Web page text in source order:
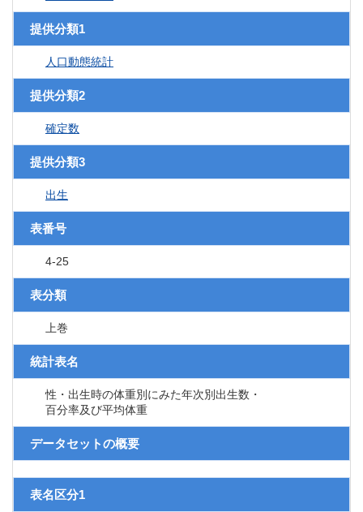
提供分類1
人口動態統計
提供分類2
確定数
提供分類3
出生
表番号
4-25
表分類
上巻
統計表名
性・出生時の体重別にみた年次別出生数・
百分率及び平均体重
データセットの概要
表名区分1